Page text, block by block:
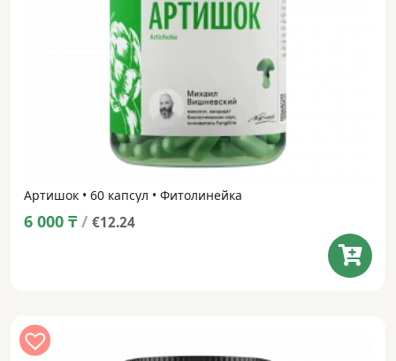
Артишок • 60 капсул • Фитолинейка
6 000 ₸ / €12.24